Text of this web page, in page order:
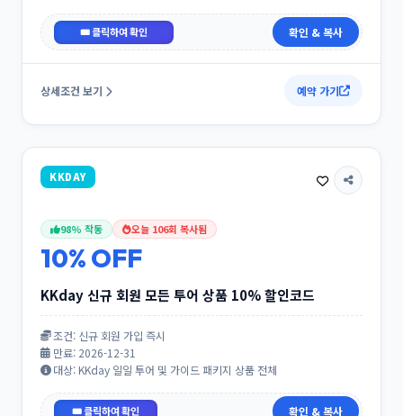
VISAHOTEL06 확인 & 복사
상세조건 보기 예약 가기
KKDAY
98% 작동 오늘 106회 복사됨
10% OFF
KKday 신규 회원 모든 투어 상품 10% 할인코드
조건: 신규 회원 가입 즉시
만료: 2026-12-31
대상: KKday 일일 투어 및 가이드 패키지 상품 전체
WELCOME2 확인 & 복사